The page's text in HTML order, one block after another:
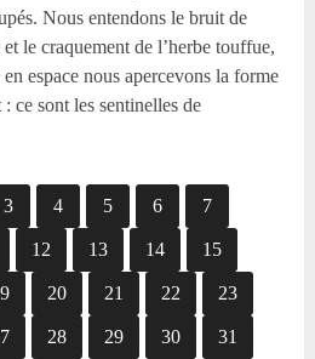
Nous entendons le bruit de
le craquement de l’herbe touffue,
espace nous apercevons la forme
ce sont les sentinelles de
3 4 5 6 7
12 13 14 15
20 21 22 23
28 29 30 31